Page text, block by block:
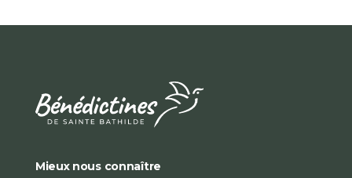
Mieux nous connaître